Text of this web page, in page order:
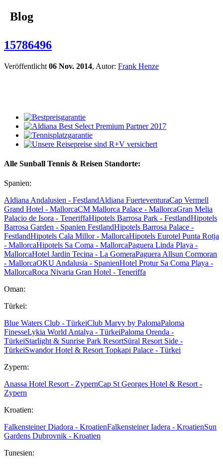
Blog
15786496
Veröffentlicht 06 Nov. 2014, Autor: Frank Henze
Alle Sunball Tennis & Reisen Standorte:
Spanien:
Aldiana Andalusien - FestlandAldiana FuerteventuraCap Vermell
Grand Hotel - MallorcaCM Mallorca Palace - MallorcaGran Melia
Palacio de Isora - TeneriffaHipotels Barrosa Park - FestlandHipotels
Barrosa Garden - Spanien FestlandHipotels Barrosa Palace -
FestlandHipotels Cala Millor - MallorcaHipotels Eurotel Punta Rotja
- MallorcaHipotels Sa Coma - MallorcaPaguera Linda Playa -
MallorcaHotel Jardin Tecina - La GomeraPaguera Allsun Cormoran
- MallorcaOKU Andalusia - SpanienHotel Protur Sa Coma Playa -
MallorcaRoca Nivaria Gran Hotel - Teneriffa
Oman:
Türkei:
Blue Waters Club - TürkeiClub Marvy by PalomaPaloma
FinesseLykia World Antalya - TürkeiPaloma Orenda -
TürkeiStarlight & Sunrise Park ResortSüral Resort Side -
TürkeiSwandor Hotel & Resort Topkapi Palace - Türkei
Zypern:
Anassa Hotel Resort - ZypernCap St Georges Hotel & Resort -
Zypern
Kroatien:
Falkensteiner Diadora - KroatienFalkensteiner Iadera - KroatienSun
Gardens Dubrovnik - Kroatien
Tunesien: